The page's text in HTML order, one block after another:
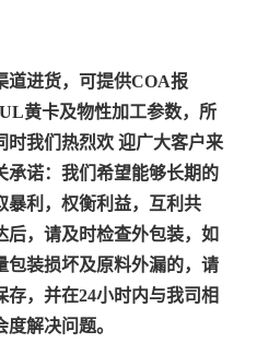
道进货，可提供COA报
黄卡及物性加工参数，所
时我们热烈欢 迎广大客户来
承诺： 我们希望能够长期的
暴利，权衡利益，互利共
后，请及时检查外包装，如
包装损坏及原料外漏的，请
，并在24小时内与我司相
解决问题。